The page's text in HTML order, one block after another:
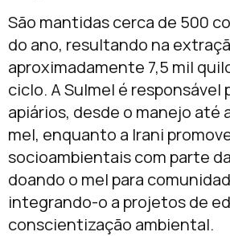
São mantidas cerca de 500
do ano, resultando na
aproximadamente 7,5 mil
ciclo. A Sulmel é responsável
apiários, desde o manejo até
mel, enquanto a Irani
socioambientais com parte
doando o mel para
integrando-o a projetos de
conscientização ambiental.